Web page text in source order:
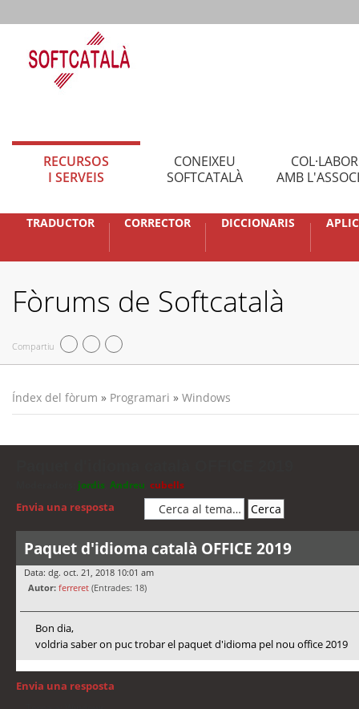
RECURSOS
I SERVEIS
CONEIXEU
SOFTCATALÀ
AMB
TRADUCTOR CORRECTOR DICCIONARIS
Fòrums de Softcatalà
Compartiu
Índex del fòrum » Programari » Windows
jordis Andreu cubells
Envia una resposta
Paquet d'idioma català OFFICE 2019
Data: dg. oct. 21, 2018 10:01 am
Autor: ferreret (Entrades: 18)
Bon dia,
voldria saber on puc trobar el paquet d'idioma pel nou office 2019
Envia una resposta